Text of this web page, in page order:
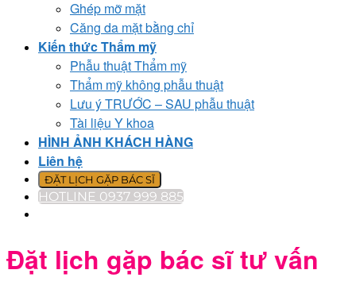
Ghép mỡ mặt
Căng da mặt bằng chỉ
Kiến thức Thẩm mỹ
Phẫu thuật Thẩm mỹ
Thẩm mỹ không phẫu thuật
Lưu ý TRƯỚC – SAU phẫu thuật
Tài liệu Y khoa
HÌNH ẢNH KHÁCH HÀNG
Liên hệ
ĐẶT LỊCH GẶP BÁC SĨ
HOTLINE 0937 999 885
Đặt lịch gặp bác sĩ tư vấn